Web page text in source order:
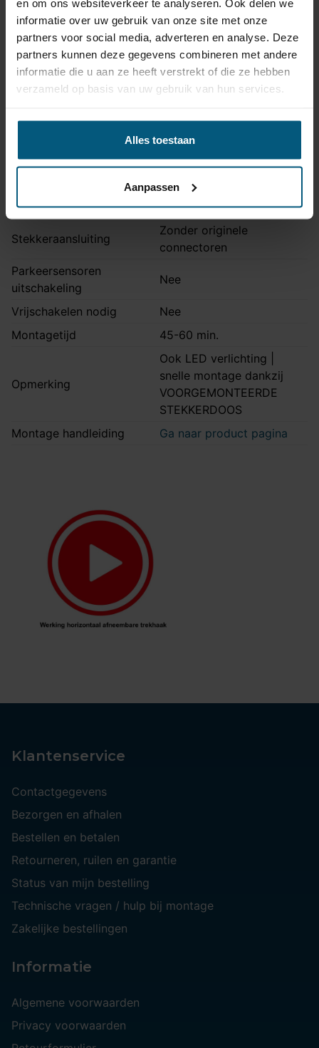
en om ons websiteverkeer te analyseren. Ook delen we
informatie over uw gebruik van onze site met onze
partners voor social media, adverteren en analyse. Deze
partners kunnen deze gegevens combineren met andere
informatie die u aan ze heeft verstrekt of die ze hebben
verzameld op basis van uw gebruik van hun services.
Alles toestaan
Aanpassen
Niet voor
Volkswagen: Crosspolo,
GTI, R line
Opmerking
Blue GT modellen
Montage handleiding
AHK 52A
Artikelnummer
Unikit 7
7 polig
Kabelset type
Universeel met module
Stekkeraansluiting
Zonder originele
connectoren
Parkeersensoren
uitschakeling
Nee
Vrijschakelen nodig
Nee
Montagetijd
45-60 min.
Opmerking
Ook LED verlichting |
snelle montage dankzij
VOORGEMONTEERDE
STEKKERDOOS
Montage handleiding
Ga naar product pagina
Klantenservice
Contactgegevens
Bezorgen en afhalen
Bestellen en betalen
Retourneren, ruilen en garantie
Status van mijn bestelling
Technische vragen / hulp bij montage
Zakelijke bestellingen
Informatie
Algemene voorwaarden
Privacy voorwaarden